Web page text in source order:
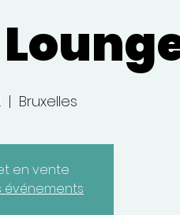
  |
Bruxelles
en vente
événements